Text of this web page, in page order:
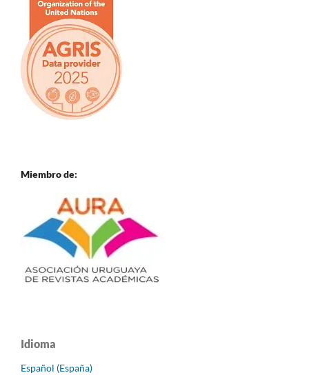
Miembro de:
Idioma
Español (España)